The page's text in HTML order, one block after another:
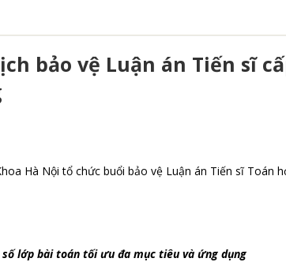
bảo vệ Luận án Tiến sĩ
Hà Nội tổ chức buổi bảo vệ Luận án Tiến sĩ Toán
lớp bài toán tối ưu đa mục tiêu và ứng dụng